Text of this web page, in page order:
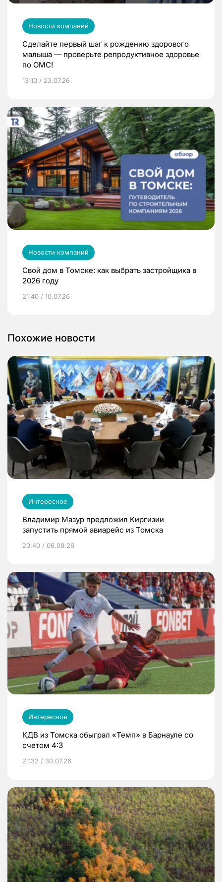
Новости компаний
Сделайте первый шаг к рождению здорового
малыша — проверьте репродуктивное здоровье
по ОМС!
13:10 / 23.07.26
Новости компаний
Свой дом в Томске: как выбрать застройщика в
2026 году
21:40 / 10.07.26
Похожие новости
Интересное
Владимир Мазур предложил Киргизии
запустить прямой авиарейс из Томска
20:40 / 06.08.26
Интересное
КДВ из Томска обыграл «Темп» в Барнауле со
счетом 4:3
21:32 / 30.07.26